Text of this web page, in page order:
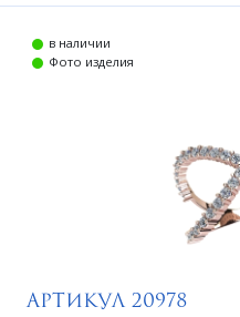
в наличии
Фото изделия
Артикул 20978